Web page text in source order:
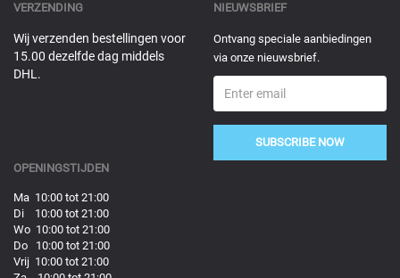
VERZENDING
Wij verzenden bestellingen voor
15.00 dezelfde dag middels
DHL.
NIEUWSBRIEF
Ontvang speciale aanbiedingen
via onze nieuwsbrief.
SUBSCRIBE NOW
OPENINGSTIJDEN
Ma 10:00 tot 21:00
Di 10:00 tot 21:00
Wo 10:00 tot 21:00
Do 10:00 tot 21:00
Vrij 10:00 tot 21:00